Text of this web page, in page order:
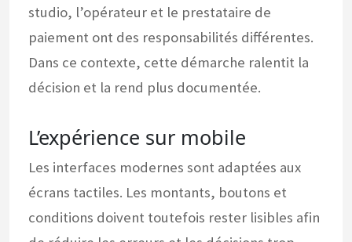
studio, l’opérateur et le prestataire de
paiement ont des responsabilités différentes.
Dans ce contexte, cette démarche ralentit la
décision et la rend plus documentée.
L’expérience sur mobile
Les interfaces modernes sont adaptées aux
écrans tactiles. Les montants, boutons et
conditions doivent toutefois rester lisibles afin